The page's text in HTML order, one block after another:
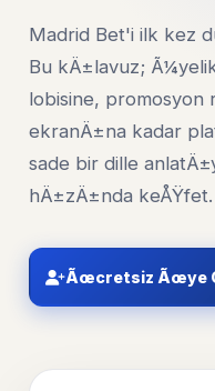
Madrid Bet'i ilk kez
Bu kÄ±lavuz;
lobisine, promosyon
ekranÄ±na kadar
sade bir dille
hÄ±zÄ±nda keÅŸfet.
Ãœcretsiz Ãœye